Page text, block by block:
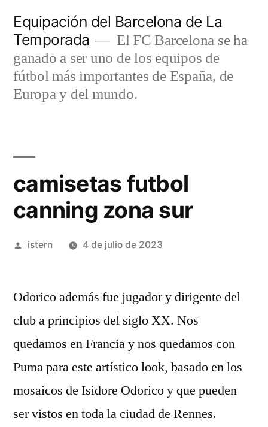
contenido
Equipación del Barcelona de La
Temporada
El FC Barcelona se ha
ganado a ser uno de los equipos de
fútbol más importantes de España, de
Europa y del mundo.
camisetas futbol
canning zona sur
Publicado
istern 4 de julio de 2023
Odorico además fue jugador y dirigente del
club a principios del siglo XX. Nos
quedamos en Francia y nos quedamos con
Puma para este artístico look, basado en los
mosaicos de Isidore Odorico y que pueden
ser vistos en toda la ciudad de Rennes.